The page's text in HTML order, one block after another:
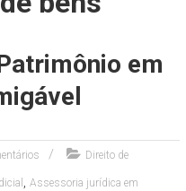
em
Direito de
, Assessoria jurídica em